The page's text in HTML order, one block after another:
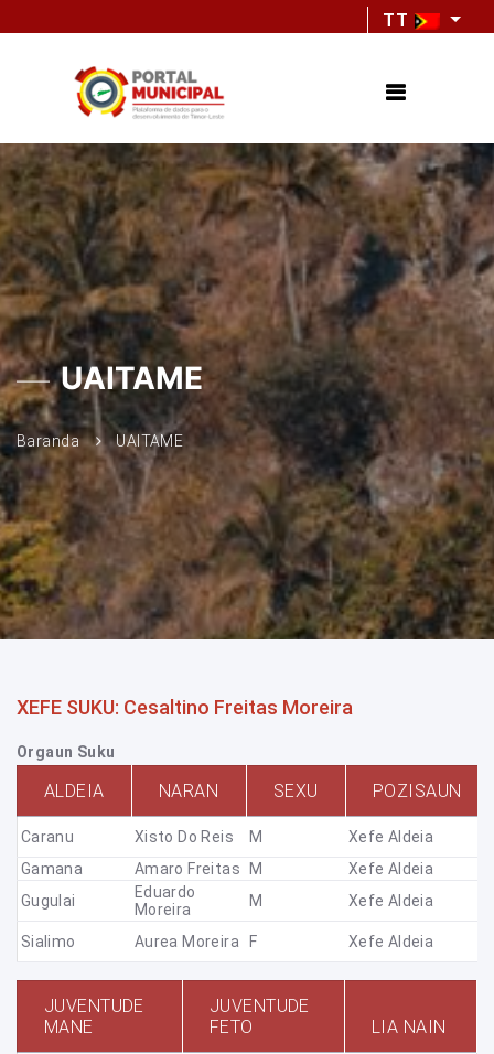
TT
UAITAME
Baranda UAITAME
XEFE SUKU: Cesaltino Freitas Moreira
Orgaun Suku
ALDEIA NARAN SEXU POZISAUN
Caranu Xisto Do Reis M
Xefe Aldeia
Gamana
Amaro Freitas M
Xefe Aldeia
Gugulai
Eduardo
Moreira
M Xefe Aldeia
Sialimo Aurea Moreira F Xefe Aldeia
JUVENTUDE
MANE
JUVENTUDE
FETO
LIA NAIN